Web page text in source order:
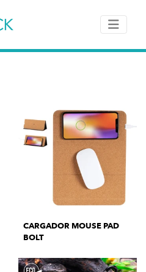
CARGADOR MOUSE PAD
BOLT